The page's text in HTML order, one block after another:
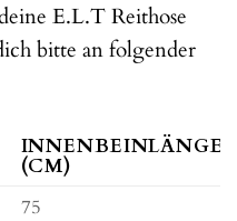
E.L.T Reithose
bitte an folgender
INNENBEINLÄNGE
(CM)
75